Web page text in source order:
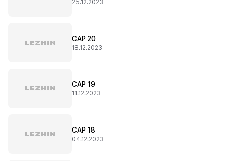
25.12.2023
CAP 20
18.12.2023
CAP 19
11.12.2023
CAP 18
04.12.2023